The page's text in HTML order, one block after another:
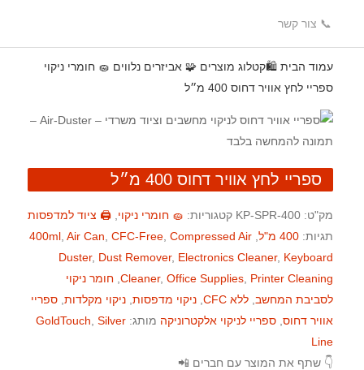
📞 צור קשר
עמוד הבית 🛍️קטלוג מוצרים 🧩 אביזרים נלווים 🧽 חומרי ניקוי
ספריי לחץ אוויר דחוס 400 מ״ל
ספריי לחץ אוויר דחוס 400 מ״ל
מק"ט: KP-SPR-400 קטגוריות: 🧽 חומרי ניקוי 🖨️ ציוד למדפסות
תגיות: 400 מ"ל 400ml Air Can CFC-Free Compressed Air
Duster, Dust Remover, Electronics Cleaner, Keyboard
Cleaner, Office Supplies Printer Cleaning
חומר ניקוי
לסביבת המחשב ללא CFC ניקוי מדפסות ניקוי מקלדות ספריי
אוויר דחוס ספריי לניקוי אלקטרוניקה מותג: GoldTouch Silver
Line
👇 שתף את המוצר עם חברים 📲